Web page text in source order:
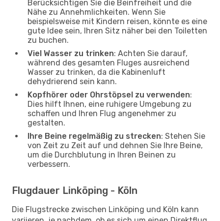
Berücksichtigen Sie die Beinfreiheit und die
Nähe zu Annehmlichkeiten. Wenn Sie
beispielsweise mit Kindern reisen, könnte es eine
gute Idee sein, Ihren Sitz näher bei den Toiletten
zu buchen.
Viel Wasser zu trinken: Achten Sie darauf,
während des gesamten Fluges ausreichend
Wasser zu trinken, da die Kabinenluft
dehydrierend sein kann.
Kopfhörer oder Ohrstöpsel zu verwenden:
Dies hilft Ihnen, eine ruhigere Umgebung zu
schaffen und Ihren Flug angenehmer zu
gestalten.
Ihre Beine regelmäßig zu strecken: Stehen Sie
von Zeit zu Zeit auf und dehnen Sie Ihre Beine,
um die Durchblutung in Ihren Beinen zu
verbessern.
Flugdauer Linköping - Köln
Die Flugstrecke zwischen Linköping und Köln kann